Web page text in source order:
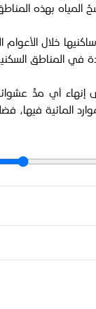
المياه بهذه
خلال الأعوام
في المناطق
إنهاء أي مدٍّ
المائية